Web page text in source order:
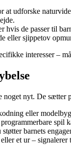
at udforske
de passer til
eller sjippetov
interesser –
nyt. De
eller
spil
barnets
et ur – signalerer